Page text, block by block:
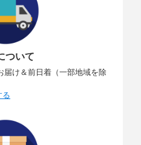
ついて
届け＆前日着（一部地域を除
る